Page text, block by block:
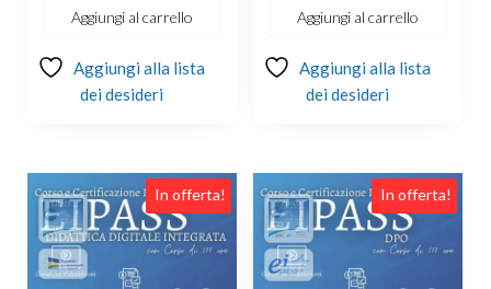
€244.00.
Aggiungi al carrello
Aggiungi alla lista
dei desideri
€244.00.
Aggiungi al carrello
Aggiungi alla lista
dei desideri
In offerta!
Questo
prodotto
ha
più
In offerta!